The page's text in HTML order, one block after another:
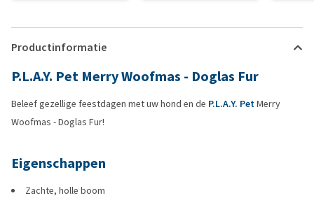
Productinformatie
P.L.A.Y. Pet Merry Woofmas - Doglas Fur
Beleef gezellige feestdagen met uw hond en de P.L.A.Y. PetMerry
Woofmas - Doglas Fur!
Eigenschappen
Zachte, holle boom